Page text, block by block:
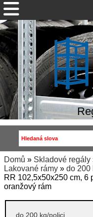
Domů » Skladové regály
Lakované rámy » do 200
RR 102,5x50x250 cm, 6
oranžový rám
do 200 kg/polici